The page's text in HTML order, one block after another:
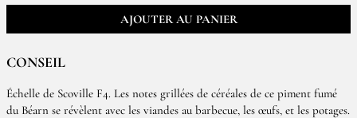
AJOUTER AU PANIER
CONSEIL
Échelle de Scoville F4. Les notes grillées de céréales de ce piment fumé
du Béarn se révèlent avec les viandes au barbecue, les œufs, et les potages.